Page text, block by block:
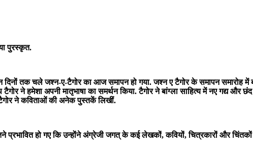
पुरस्कृत.
तक चले जश्न-ए-टैगोर का आज समापन हो गया. जश्न ए टैगोर के समापन समारोह
ने हमेशा अपनी मातृभाषा का समर्थन किया. टैगोर ने बांग्ला साहित्य में नए गद्य
टैगोर ने कविताओं की अनेक पुस्तकें लिखीं.
हो गए कि उन्होंने अंग्रेजी जगत् के कई लेखकों, कवियों, चित्रकारों और चिंतकों